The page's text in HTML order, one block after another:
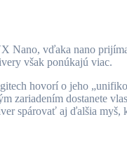
však ponúkajú viac.
hovorí o jeho
zariadením dostanete
spárovať aj ďalšia